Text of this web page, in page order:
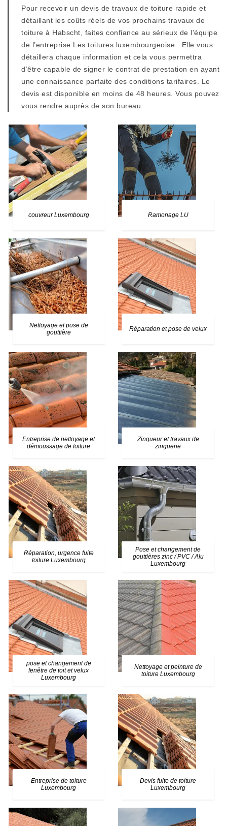
Pour recevoir un devis de travaux de toiture rapide et
détaillant les coûts réels de vos prochains travaux de
toiture à Habscht, faites confiance au sérieux de l’équipe
de l’entreprise Les toitures luxembourgeoise . Elle vous
détaillera chaque information et cela vous permettra
d’être capable de signer le contrat de prestation en ayant
une connaissance parfaite des conditions tarifaires. Le
devis est disponible en moins de 48 heures. Vous pouvez
vous rendre auprès de son bureau.
couvreur Luxembourg Ramonage LU
Nettoyage et pose de
gouttière
Réparation et pose de velux
Entreprise de nettoyage et
démoussage de toiture
Zingueur et travaux de
zinguerie
Réparation, urgence fuite
toiture Luxembourg
Pose et changement de
gouttières zinc / PVC / Alu
Luxembourg
pose et changement de
fenêtre de toit et velux
Luxembourg
Nettoyage et peinture de
toiture Luxembourg
Entreprise de toiture
Luxembourg
Devis fuite de toiture
Luxembourg